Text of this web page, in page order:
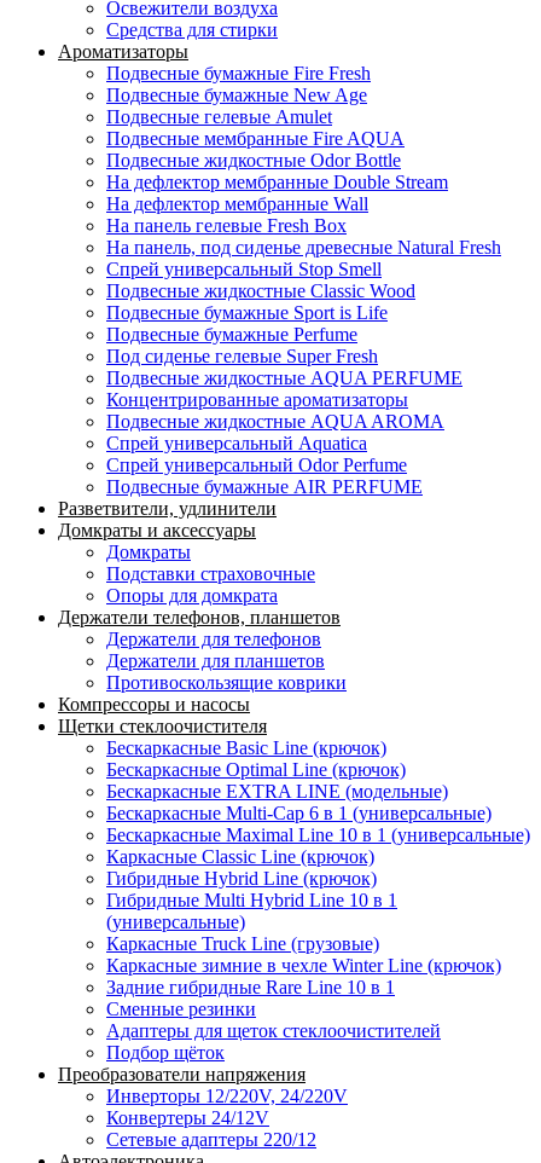
Освежители воздуха
Средства для стирки
Ароматизаторы
Подвесные бумажные Fire Fresh
Подвесные бумажные New Age
Подвесные гелевые Amulet
Подвесные мембранные Fire AQUA
Подвесные жидкостные Odor Bottle
На дефлектор мембранные Double Stream
На дефлектор мембранные Wall
На панель гелевые Fresh Box
На панель, под сиденье древесные Natural Fresh
Спрей универсальный Stop Smell
Подвесные жидкостные Classic Wood
Подвесные бумажные Sport is Life
Подвесные бумажные Perfume
Под сиденье гелевые Super Fresh
Подвесные жидкостные AQUA PERFUME
Концентрированные ароматизаторы
Подвесные жидкостные AQUA AROMA
Спрей универсальный Aquatica
Спрей универсальный Odor Perfume
Подвесные бумажные AIR PERFUME
Разветвители, удлинители
Домкраты и аксессуары
Домкраты
Подставки страховочные
Опоры для домкрата
Держатели телефонов, планшетов
Держатели для телефонов
Держатели для планшетов
Противоскользящие коврики
Компрессоры и насосы
Щетки стеклоочистителя
Бескаркасные Basic Line (крючок)
Бескаркасные Optimal Line (крючок)
Бескаркасные EXTRA LINE (модельные)
Бескаркасные Multi-Cap 6 в 1 (универсальные)
Бескаркасные Maximal Line 10 в 1 (универсальные)
Каркасные Classic Line (крючок)
Гибридные Hybrid Line (крючок)
Гибридные Multi Hybrid Line 10 в 1
(универсальные)
Каркасные Truck Line (грузовые)
Каркасные зимние в чехле Winter Line (крючок)
Задние гибридные Rare Line 10 в 1
Сменные резинки
Адаптеры для щеток стеклоочистителей
Подбор щёток
Преобразователи напряжения
Инверторы 12/220V, 24/220V
Конвертеры 24/12V
Сетевые адаптеры 220/12